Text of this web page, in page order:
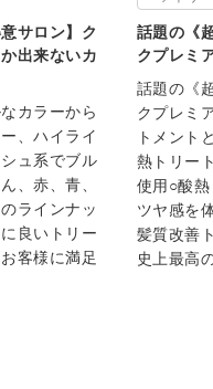
サロン】ク
出来ないカ
カラーから
、ハイライ
ュ系でブル
、赤、青、
ラインナッ
良いトリー
客様に満足
話題の《
クプレミ
話題の《
クプレミ
トメント
熱トリー
使用○酸熱
ツヤ感を
髪質改善
史上最高